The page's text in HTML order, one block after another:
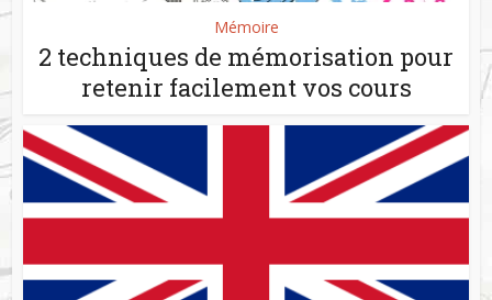
Mémoire
2 techniques de mémorisation pour
retenir facilement vos cours